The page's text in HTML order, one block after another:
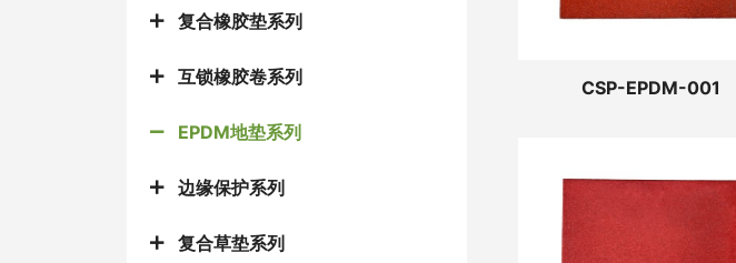
复合橡胶垫系列
互锁橡胶卷系列
EPDM地垫系列
边缘保护系列
复合草垫系列
CSP-EPDM-001